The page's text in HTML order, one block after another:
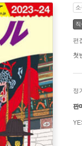
편
첫
정
판